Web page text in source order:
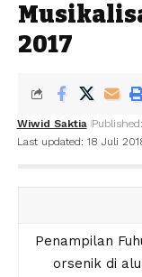
2017
Last updated: 18 Juli
Wiwid Saktia
Penampilan
orsenik di